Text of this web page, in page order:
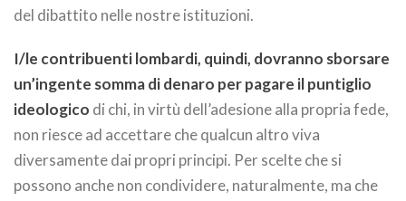
del dibattito nelle nostre istituzioni.
I/le contribuenti lombardi, quindi, dovranno sborsare
un’ingente somma di denaro per pagare il puntiglio
ideologico di chi, in virtù dell’adesione alla propria fede,
non riesce ad accettare che qualcun altro viva
diversamente dai propri principi. Per scelte che si
possono anche non condividere, naturalmente, ma che